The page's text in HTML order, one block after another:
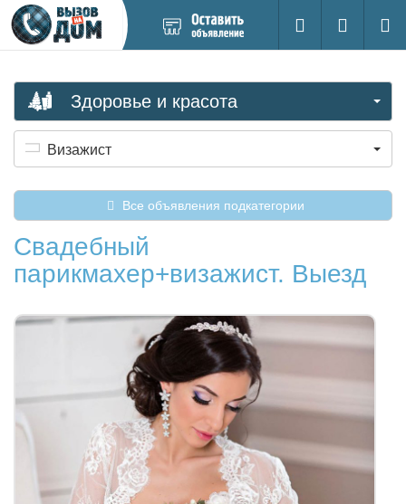
новое
Поиск
Вход на
Здоровье и красота
Визажист
Все объявления подкатегории
Свадебный
парикмахер+визажист. Выезд